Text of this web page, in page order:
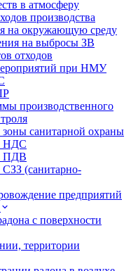
в атмосферу
производства
на окружающую среду
на выбросы ЗВ
отходов
при НМУ
производственного
зоны санитарной охраны
НДС
ПДВ
СЗЗ (санитарно-
предприятий
с поверхности
территории